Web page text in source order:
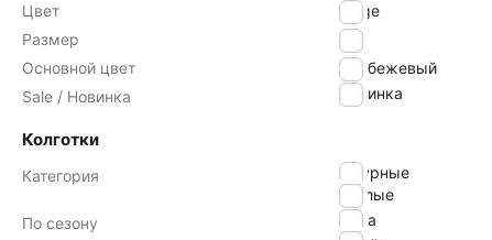
Цвет
beige
Размер
4
Основной цвет
бежевый
Sale / Новинка
Новинка
Колготки
Категория
ажурные
теплые
По сезону
зима